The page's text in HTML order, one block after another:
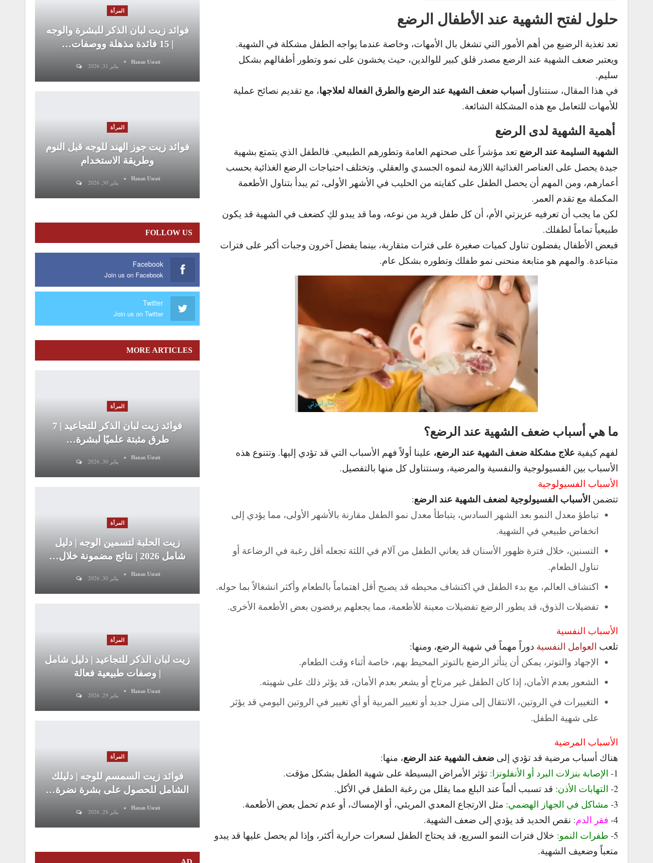
حلول لفتح الشهية عند الأطفال الرضع
تعد تغذية الرضيع من أهم الأمور التي تشغل بال الأمهات، وخاصة عندما يواجه الطفل مشكلة في الشهية.
ويعتبر ضعف الشهية عند الرضع مصدر قلق كبير للوالدين، حيث يخشون على نمو وتطور أطفالهم بشكل
سليم.
في هذا المقال، سنتناول أسباب ضعف الشهية عند الرضع والطرق الفعالة لعلاجها، مع تقديم نصائح عملية
للأمهات للتعامل مع هذه المشكلة الشائعة.
أهمية الشهية لدى الرضع
الشهية السليمة عند الرضع تعد مؤشراً على صحتهم العامة وتطورهم الطبيعي. فالطفل الذي يتمتع بشهية
جيدة يحصل على العناصر الغذائية اللازمة لنموه الجسدي والعقلي. وتختلف احتياجات الرضع الغذائية بحسب
أعمارهم، ومن المهم أن يحصل الطفل على كفايته من الحليب في الأشهر الأولى، ثم يبدأ بتناول الأطعمة
المكملة مع تقدم العمر.
لكن ما يجب أن تعرفيه عزيزتي الأم، أن كل طفل فريد من نوعه، وما قد يبدو لكِ كضعف في الشهية قد يكون
طبيعياً تماماً لطفلك.
فبعض الأطفال يفضلون تناول كميات صغيرة على فترات متقاربة، بينما يفضل آخرون وجبات أكبر على فترات
متباعدة. والمهم هو متابعة منحنى نمو طفلك وتطوره بشكل عام.
ما هي أسباب ضعف الشهية عند الرضع؟
لفهم كيفية علاج مشكلة ضعف الشهية عند الرضع، علينا أولاً فهم الأسباب التي قد تؤدي إليها. وتتنوع هذه
الأسباب بين الفسيولوجية والنفسية والمرضية، وسنتناول كل منها بالتفصيل.
الأسباب الفسيولوجية
تتضمن الأسباب الفسيولوجية لضعف الشهية عند الرضع:
تباطؤ معدل النمو بعد الشهر السادس، يتباطأ معدل نمو الطفل مقارنة بالأشهر الأولى، مما يؤدي إلى
انخفاض طبيعي في الشهية.
التسنين، خلال فترة ظهور الأسنان قد يعاني الطفل من آلام في اللثة تجعله أقل رغبة في الرضاعة أو
تناول الطعام.
اكتشاف العالم، مع بدء الطفل في اكتشاف محيطه قد يصبح أقل اهتماماً بالطعام وأكثر انشغالاً بما حوله.
تفضيلات الذوق، قد يطور الرضع تفضيلات معينة للأطعمة، مما يجعلهم يرفضون بعض الأطعمة الأخرى.
الأسباب النفسية
تلعب العوامل النفسية دوراً مهماً في شهية الرضع، ومنها:
الإجهاد والتوتر، يمكن أن يتأثر الرضع بالتوتر المحيط بهم، خاصة أثناء وقت الطعام.
الشعور بعدم الأمان، إذا كان الطفل غير مرتاح أو يشعر بعدم الأمان، قد يؤثر ذلك على شهيته.
التغييرات في الروتين، الانتقال إلى منزل جديد أو تغيير المربية أو أي تغيير في الروتين اليومي قد يؤثر
على شهية الطفل.
الأسباب المرضية
هناك أسباب مرضية قد تؤدي إلى ضعف الشهية عند الرضع، منها:
1- الإصابة بنزلات البرد أو الأنفلونزا: تؤثر الأمراض البسيطة على شهية الطفل بشكل مؤقت.
2- التهابات الأذن: قد تسبب ألماً عند البلع مما يقلل من رغبة الطفل في الأكل.
3- مشاكل في الجهاز الهضمي: مثل الارتجاع المعدي المريئي، أو الإمساك، أو عدم تحمل بعض الأطعمة.
4- فقر الدم: نقص الحديد قد يؤدي إلى ضعف الشهية.
5- طفرات النمو: خلال فترات النمو السريع، قد يحتاج الطفل لسعرات حرارية أكثر، وإذا لم يحصل عليها قد يبدو
متعباً وضعيف الشهية.
المرأة
فوائد زيت لبان الذكر للبشرة والوجه
| 15 فائدة مذهلة ووصفات…
Hanan Usrati
يناير 31, 2026
المرأة
فوائد زيت جوز الهند للوجه قبل النوم
وطريقة الاستخدام
Hanan Usrati
يناير 30, 2026
FOLLOW US
Facebook
Join us on Facebook
Twitter
Join us on Twitter
MORE ARTICLES
المرأة
فوائد زيت لبان الذكر للتجاعيد | 7
طرق مثبتة علميًا لبشرة…
Hanan Usrati
يناير 30, 2026
المرأة
زيت الحلبة لتسمين الوجه | دليل
شامل 2026 | نتائج مضمونة خلال…
Hanan Usrati
يناير 30, 2026
المرأة
زيت لبان الذكر للتجاعيد | دليل شامل
| وصفات طبيعية فعالة
Hanan Usrati
يناير 29, 2026
المرأة
فوائد زيت السمسم للوجه | دليلك
الشامل للحصول على بشرة نضرة…
Hanan Usrati
يناير 28, 2026